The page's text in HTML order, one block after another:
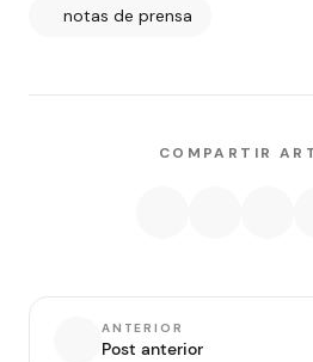
notas de prensa
COMPARTIR
ANTERIOR
Post anterior